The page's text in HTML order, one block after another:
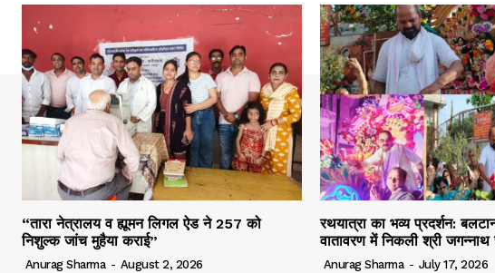
“तारा नेत्रालय व ह्यूमन लिगल ऐड ने 257 को
निशुल्क जांच मुहैया कराई”
Anurag Sharma - August 2, 2026
रथयात्रा का भव्य प्रदर्शन:
वातावरण में निकली श्री जगन्नाथ
Anurag Sharma - July 17, 2026